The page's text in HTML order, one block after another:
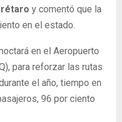
y comentó que la
en el estado.
en el Aeropuerto
para reforzar las rutas
el año, tiempo en
96 por ciento